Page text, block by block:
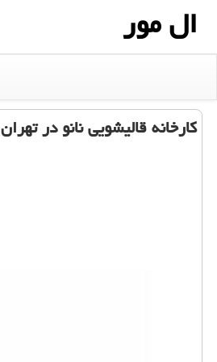
ال مور
كارخانه قالیشویی نانو در تهران